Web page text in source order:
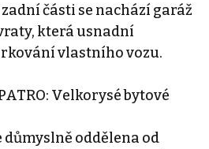
části se nachází garáž
která usnadní
vlastního vozu.
Velkorysé bytové
důmyslně oddělena od